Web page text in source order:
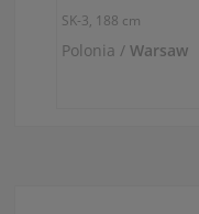
SK-3, 188 cm
Polonia / Warsaw